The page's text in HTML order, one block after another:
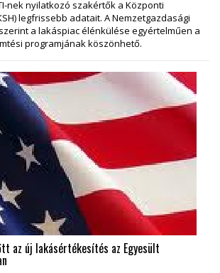
nek nyilatkozó szakértők a Központi
legfrissebb adatait. A Nemzetgazdasági
a lakáspiac élénkülése egyértelműen a
programjának köszönhető.
az új lakásértékesítés az Egyesült